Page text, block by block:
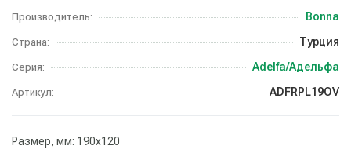
Производитель: Bonna
Страна: Турция
Серия: Adelfa/Адельфа
Артикул: ADFRPL19OV
Размер, мм: 190х120